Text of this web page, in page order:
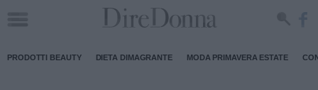
PRODOTTI BEAUTY DIETA DIMAGRANTE MODA PRIMAVERA ESTATE